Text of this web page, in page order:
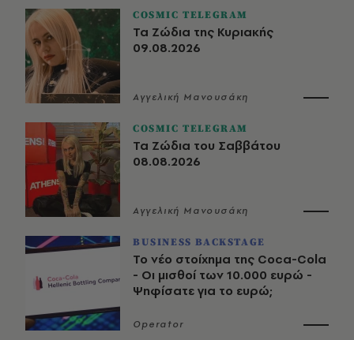
COSMIC TELEGRAM
Τα Ζώδια της Κυριακής
09.08.2026
Αγγελική Μανουσάκη
COSMIC TELEGRAM
Τα Ζώδια του Σαββάτου
08.08.2026
Αγγελική Μανουσάκη
BUSINESS BACKSTAGE
Το νέο στοίχημα της Coca-Cola
- Οι μισθοί των 10.000 ευρώ -
Ψηφίσατε για το ευρώ;
Operator